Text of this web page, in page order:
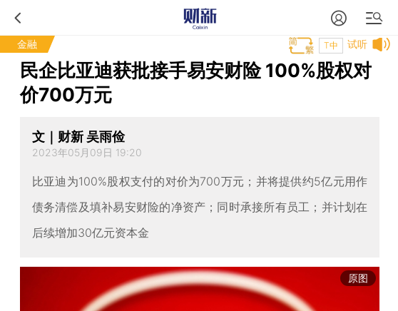
金融 试听
T中
民企比亚迪获批接手易安财险 100%股权对
价700万元
文｜财新 吴雨俭
2023年05月09日 19:20
比亚迪为100%股权支付的对价为700万元；并将提供约5亿元用作
债务清偿及填补易安财险的净资产；同时承接所有员工；并计划在
后续增加30亿元资本金
原图